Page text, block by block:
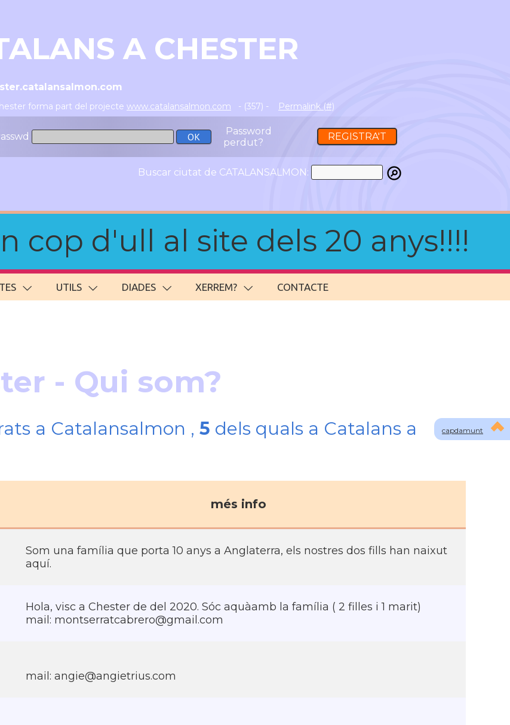
A CHESTER
forma part del projecte www.catalansalmon.com - (357) - Permalink (#)
Password
perdut?
REGISTRA'T
Buscar ciutat de CATALANSALMON:
cop d'ull al site dels 20 anys!!!!
UTILS DIADES XERREM? CONTACTE
capdamunt
- Qui som?
a Catalansalmon , 5 dels quals a Catalans a
més info
Som una família que porta 10 anys a Anglaterra, els nostres dos fills han naixut
aquí.
Hola, visc a Chester de del 2020. Sóc aquàamb la família ( 2 filles i 1 marit)
mail: montserratcabrero@gmail.com
mail: angie@angietrius.com